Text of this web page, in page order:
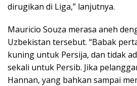
dirugikan di Liga,” lanjutnya.
Mauricio Souza merasa aneh
Uzbekistan tersebut. “Babak
kuning untuk Persija, dan tidak
sekali untuk Persib. Jika
Hannan, yang bahkan sampai